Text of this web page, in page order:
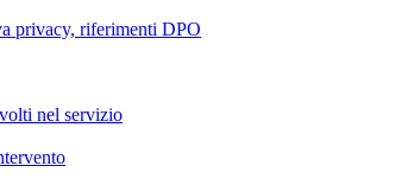
privacy, riferimenti DPO
nel servizio